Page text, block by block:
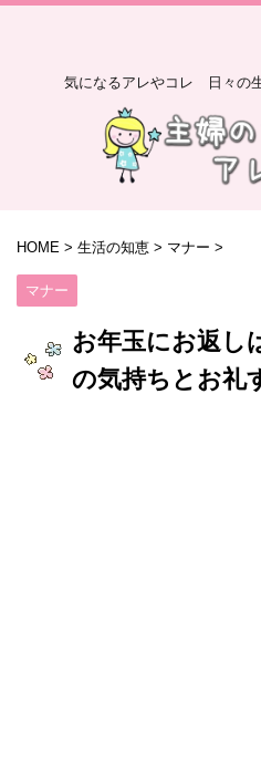
気になるアレやコレ 日々の
HOME > 生活の知恵 > マナー >
マナー
お年玉にお返し
の気持ちとお礼